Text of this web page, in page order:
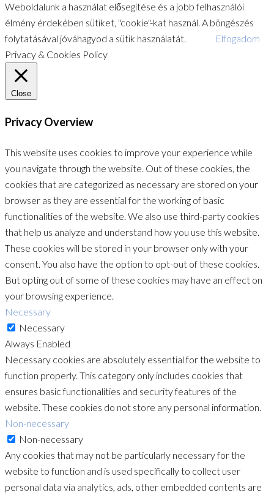
Weboldalunk a használat elősegítése és a jobb felhasználói
élmény érdekében sütiket, "cookie"-kat használ. A böngészés
folytatásával jóváhagyod a sütik használatát.
Elfogadom
Privacy & Cookies Policy
Close
Privacy Overview
This website uses cookies to improve your experience while
you navigate through the website. Out of these cookies, the
cookies that are categorized as necessary are stored on your
browser as they are essential for the working of basic
functionalities of the website. We also use third-party cookies
that help us analyze and understand how you use this website.
These cookies will be stored in your browser only with your
consent. You also have the option to opt-out of these cookies.
But opting out of some of these cookies may have an effect on
your browsing experience.
Necessary
Necessary
Always Enabled
Necessary cookies are absolutely essential for the website to
function properly. This category only includes cookies that
ensures basic functionalities and security features of the
website. These cookies do not store any personal information.
Non-necessary
Non-necessary
Any cookies that may not be particularly necessary for the
website to function and is used specifically to collect user
personal data via analytics, ads, other embedded contents are